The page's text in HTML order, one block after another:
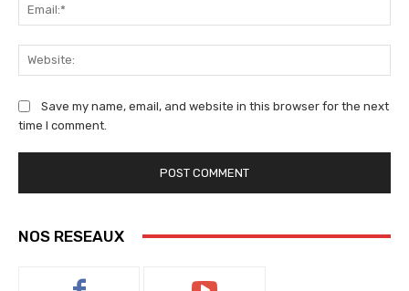
Save my name, email, and website in this browser for the next
time I comment.
NOS RESEAUX